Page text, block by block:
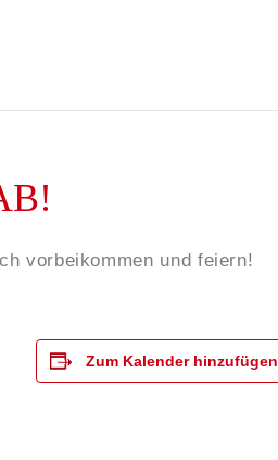
vorbeikommen und feiern!
Zum Kalender hinzufügen